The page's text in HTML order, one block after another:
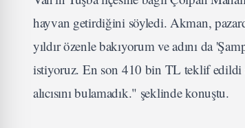
hayvan getirdiğini söyledi. Akman,
yıldır özenle bakıyorum ve adını da
istiyoruz. En son 410 bin TL teklif edildi
alıcısını bulamadık." şeklinde konuştu.